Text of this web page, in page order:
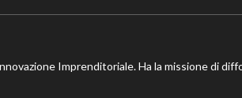
Imprenditoriale. Ha la missione di